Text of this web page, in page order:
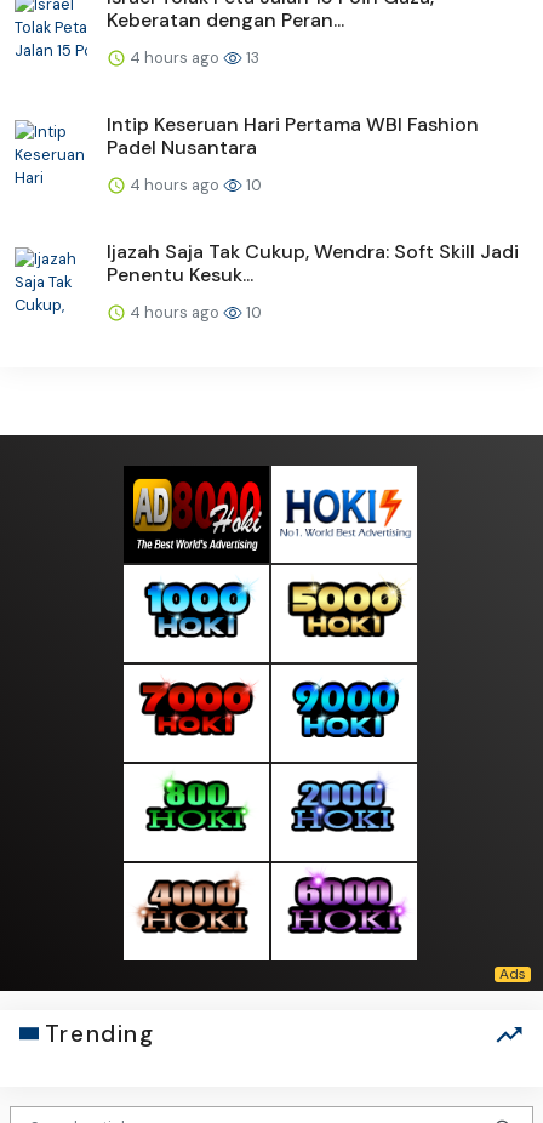
Keberatan dengan Peran...
4 hours ago 13
Intip Keseruan Hari Pertama WBI Fashion
Padel Nusantara
4 hours ago 10
Ijazah Saja Tak Cukup, Wendra: Soft Skill Jadi
Penentu Kesuk...
4 hours ago 10
Trending